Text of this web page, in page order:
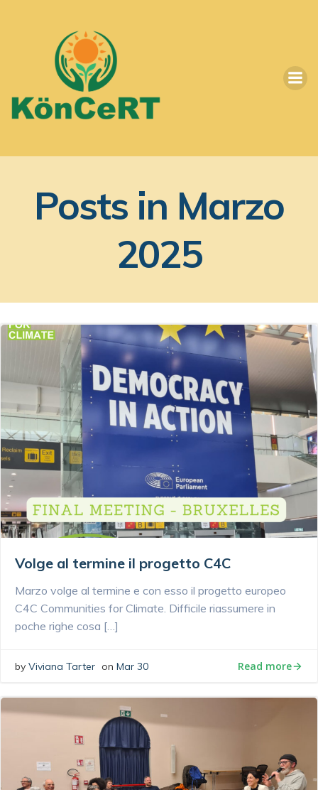
Posts in Marzo
2025
Volge al termine il progetto C4C
Marzo volge al termine e con esso il progetto europeo
C4C Communities for Climate. Difficile riassumere in
poche righe cosa […]
by Viviana Tarter on Mar 30 Read more